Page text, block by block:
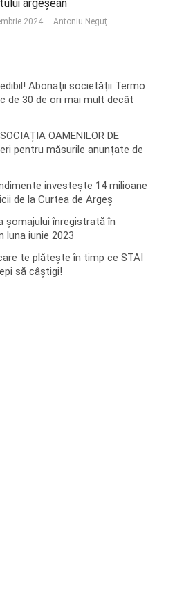
argeșean
2024 Author
Antoniu Neguț
Abonații societății Termo
de 30 de ori mai mult decât
OAMENILOR DE
pentru măsurile anunțate de
investește 14 milioane
de la Curtea de Argeș
șomajului înregistrată în
luna iunie 2023
te plătește în timp ce STAI
să câștigi!